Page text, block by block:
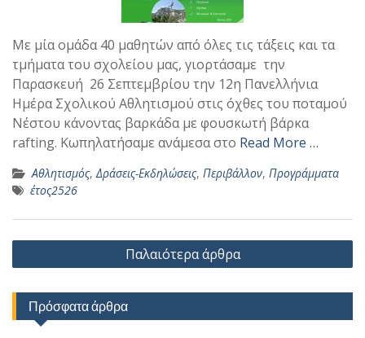
Με μία ομάδα 40 μαθητών από όλες τις τάξεις και τα
τμήματα του σχολείου μας, γιορτάσαμε την
Παρασκευή 26 Σεπτεμβρίου την 12η Πανελλήνια
Ημέρα Σχολικού Αθλητισμού στις όχθες του ποταμού
Νέστου κάνοντας βαρκάδα με φουσκωτή βάρκα
rafting. Κωπηλατήσαμε ανάμεσα στο Read More …
Αθλητισμός,Δράσεις-Εκδηλώσεις, Περιβάλλον, Προγράμματα
έτος2526
Πλοήγηση
άρθρων
Παλαιότερα άρθρα
Πρόσφατα άρθρα